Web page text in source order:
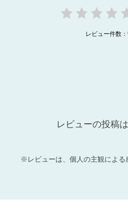
レビュー件数：
レビューの投稿
※レビューは、個人の主観による